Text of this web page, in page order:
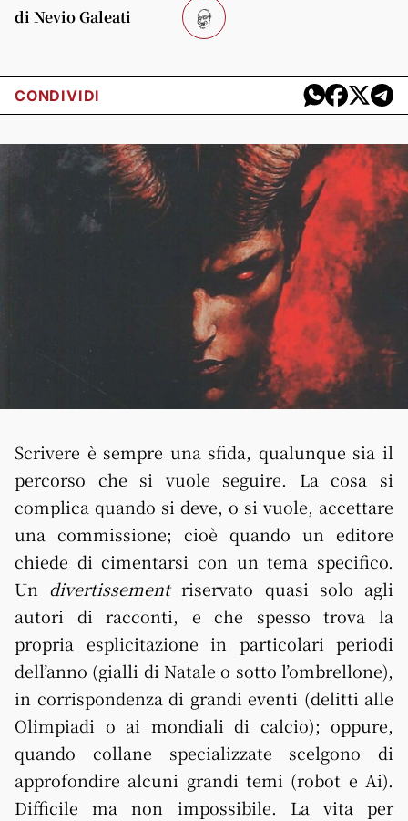
di Nevio Galeati
CONDIVIDI
Scrivere è sempre una sfida, qualunque sia il
percorso che si vuole seguire. La cosa si
complica quando si deve, o si vuole, accettare
una commissione; cioè quando un editore
chiede di cimentarsi con un tema specifico.
Un divertissementriservato quasi solo agli
autori di racconti, e che spesso trova la
propria esplicitazione in particolari periodi
dell’anno (gialli di Natale o sotto l’ombrellone),
in corrispondenza di grandi eventi (delitti alle
Olimpiadi o ai mondiali di calcio); oppure,
quando collane specializzate scelgono di
approfondire alcuni grandi temi (robot e Ai).
Difficile ma non impossibile. La vita per